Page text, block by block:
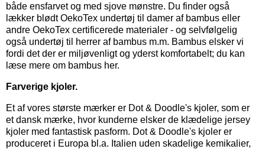
både ensfarvet og med sjove mønstre. Du finder også
lækker blødt OekoTex undertøj til damer af bambus eller
andre OekoTex certificerede materialer - og selvfølgelig
også undertøj til herrer af bambus m.m. Bambus elsker vi
fordi det der er miljøvenligt og yderst komfortabelt; du kan
læse mere om bambus her.
Farverige kjoler.
Et af vores største mærker er Dot & Doodle's kjoler, som er
et dansk mærke, hvor kunderne elsker de klædelige jersey
kjoler med fantastisk pasform. Dot & Doodle's kjoler er
produceret i Europa bl.a. Italien uden skadelige kemikalier,